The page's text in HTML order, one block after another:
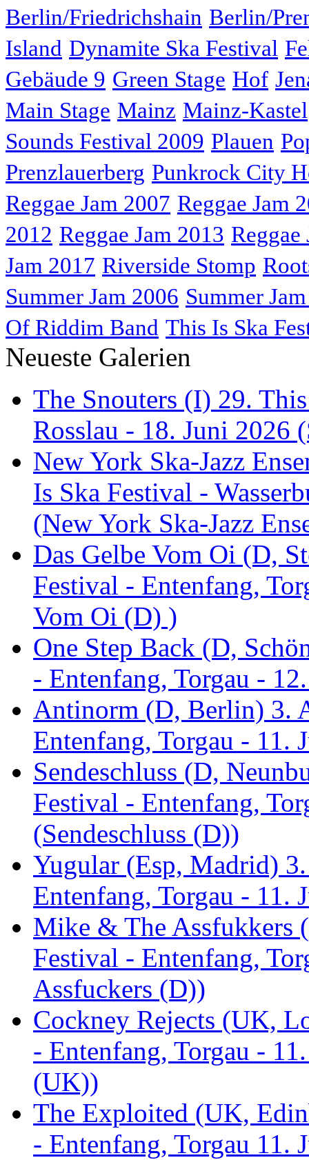
Berlin/Friedrichshain Berlin/
Island Dynamite Ska Festival
Gebäude 9 Green Stage Hof
Main Stage Mainz Mainz-Kastel
Sounds Festival 2009 Plauen
Prenzlauerberg Punkrock City
Reggae Jam 2007 Reggae Jam
2012 Reggae Jam 2013 Reggae
Jam 2017 Riverside Stomp
Summer Jam 2006 Summer
Of Riddim Band This Is Ska
Neueste Galerien
The Snouters (I) 29.
Rosslau - 18. Juni 2026
New York Ska-Jazz
Is Ska Festival -
(New York Ska-Jazz
Das Gelbe Vom Oi (D,
Festival - Entenfang,
Vom Oi (D) )
One Step Back (D,
- Entenfang, Torgau -
Antinorm (D, Berlin) 3.
Entenfang, Torgau -
Sendeschluss (D,
Festival - Entenfang,
(Sendeschluss (D))
Yugular (Esp, Madrid)
Entenfang, Torgau - 11.
Mike & The Assfukkers
Festival - Entenfang,
Assfuckers (D))
Cockney Rejects (UK,
- Entenfang, Torgau -
(UK))
The Exploited (UK,
- Entenfang, Torgau